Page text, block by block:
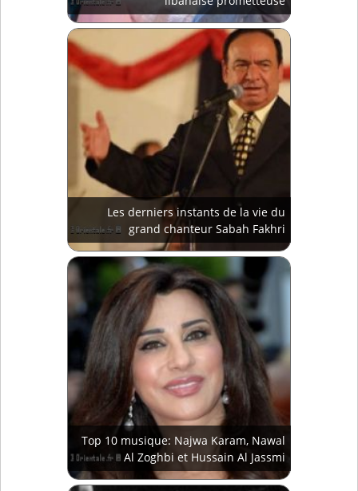
Les derniers instants de la vie du
grand chanteur Sabah Fakhri
Top 10 musique: Najwa Karam, Nawal
Al Zoghbi et Hussain Al Jassmi